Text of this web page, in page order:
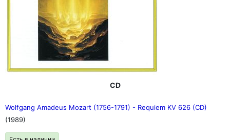
CD
Wolfgang Amadeus Mozart (1756-1791) - Requiem KV 626 (CD)
(1989)